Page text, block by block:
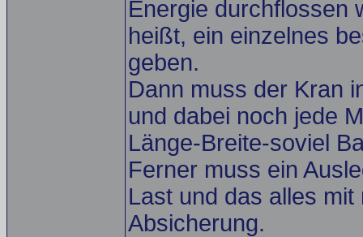
Energie durchflossen
heißt, ein einzelnes
geben.
Dann muss der Kran
und dabei noch jede
Länge-Breite-soviel
Ferner muss ein
Last und das alles
Absicherung.